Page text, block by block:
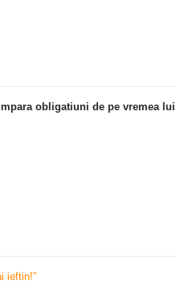
obligatiuni de pe vremea
ieftin!"